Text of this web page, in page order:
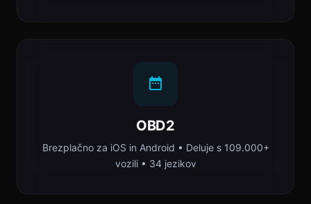
OBD2
Brezplačno za iOS in Android • Deluje s 109.000+
vozili • 34 jezikov